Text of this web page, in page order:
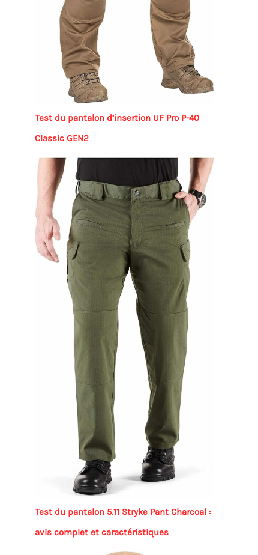
Test du pantalon d’insertion UF Pro P-40
Classic GEN2
Test du pantalon 5.11 Stryke Pant Charcoal :
avis complet et caractéristiques